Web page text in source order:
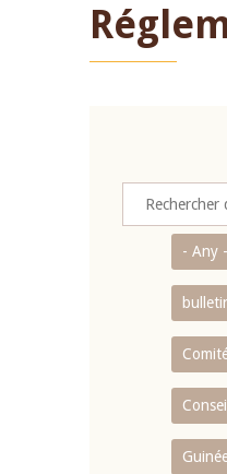
- Any -